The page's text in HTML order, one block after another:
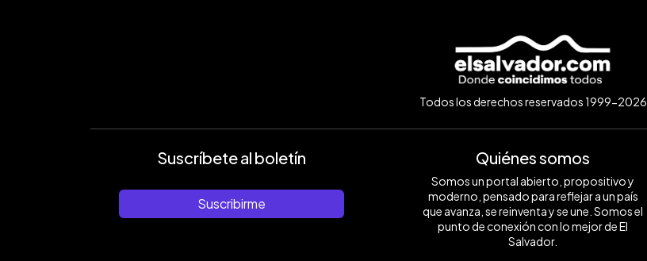
Todos los derechos reservados 1999-2026
Suscríbete al boletín
Suscribirme
Quiénes somos
Somos un portal abierto, propositivo y
moderno, pensado para reflejar a un país
que avanza, se reinventa y se une. Somos el
punto de conexión con lo mejor de El
Salvador.